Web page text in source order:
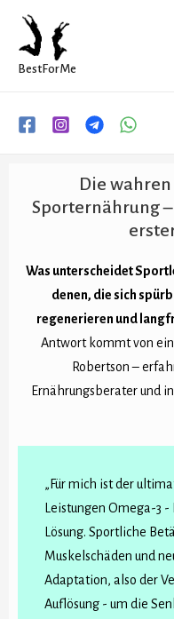
Inhalt
springen
BestForMe
Die
Sporternährung
Was unterscheidet
denen, die sich
regenerieren und
Antwort kommt von
Robertson –
Ernährungsberater und
„Für mich ist der
Leistungen Omega-3 -
Lösung. Sportliche
Muskelschäden und
Adaptation, also der
Auflösung - um die